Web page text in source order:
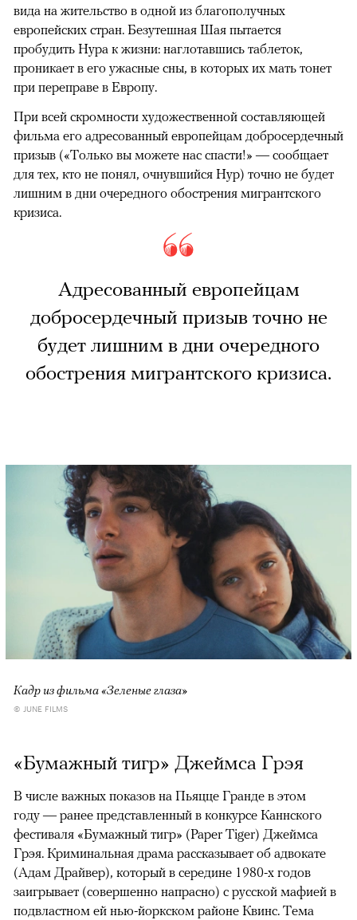
вида на жительство в одной из благополучных
европейских стран. Безутешная Шая пытается
пробудить Нура к жизни: наглотавшись таблеток,
проникает в его ужасные сны, в которых их мать тонет
при переправе в Европу.
При всей скромности художественной составляющей
фильма его адресованный европейцам добросердечный
призыв («Только вы можете нас спасти!» — сообщает
для тех, кто не понял, очнувшийся Нур) точно не будет
лишним в дни очередного обострения мигрантского
кризиса.
Адресованный европейцам
добросердечный призыв точно не
будет лишним в дни очередного
обострения мигрантского кризиса.
Кадр из фильма «Зеленые глаза»
© JUNE FILMS
«Бумажный тигр» Джеймса Грэя
В числе важных показов на Пьяцце Гранде в этом
году — ранее представленный в конкурсе Каннского
фестиваля «Бумажный тигр» (Paper Tiger) Джеймса
Грэя. Криминальная драма рассказывает об адвокате
(Адам Драйвер), который в середине 1980-х годов
заигрывает (совершенно напрасно) с русской мафией в
подвластном ей нью-йоркском районе Квинс. Тема